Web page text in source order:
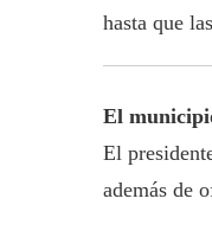
hasta que
El
El
además de